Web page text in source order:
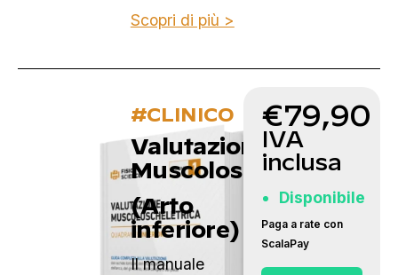
Scopri di più >
#CLINICO
Valutazione
Muscoloscheletrica
(Arto
inferiore)
Il manuale
€79,90
IVA
inclusa
Disponibile
Paga a rate con
ScalaPay